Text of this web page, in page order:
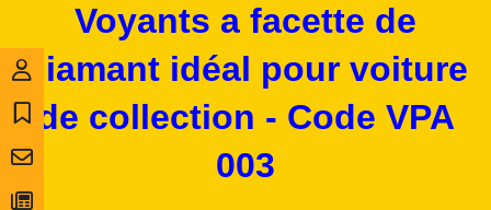
Voyants a facette de
diamant idéal pour voiture
de collection - Code VPA
003